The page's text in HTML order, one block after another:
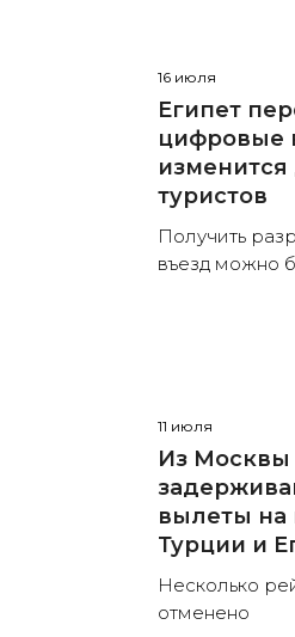
16 июля
Египет
цифровые
изменится
туристов
Получить
въезд можно
11 июля
Из Москвы
вылеты на
Турции и
Несколько
отменено